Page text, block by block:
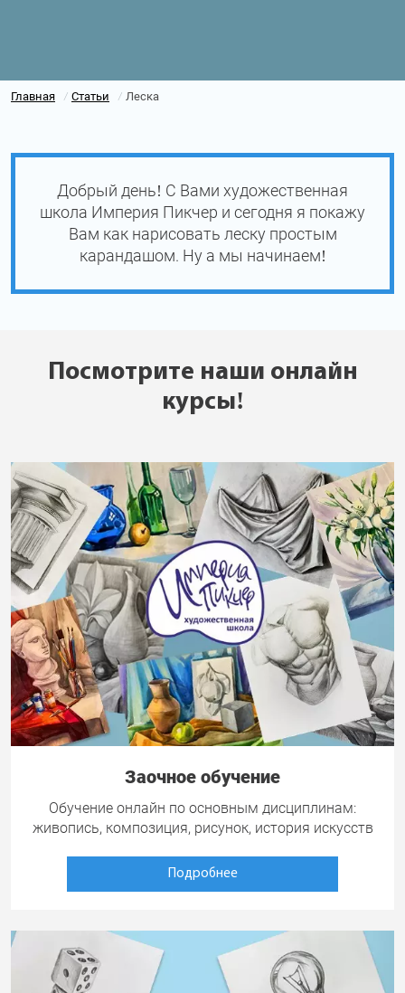
Главная / Статьи / Леска
Добрый день! С Вами художественная
школа Империя Пикчер и сегодня я покажу
Вам как нарисовать леску простым
карандашом. Ну а мы начинаем!
Посмотрите наши онлайн
курсы!
Заочное обучение
Обучение онлайн по основным дисциплинам:
живопись, композиция, рисунок, история искусств
Подробнее